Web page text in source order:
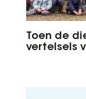
Toen de
vertelsels